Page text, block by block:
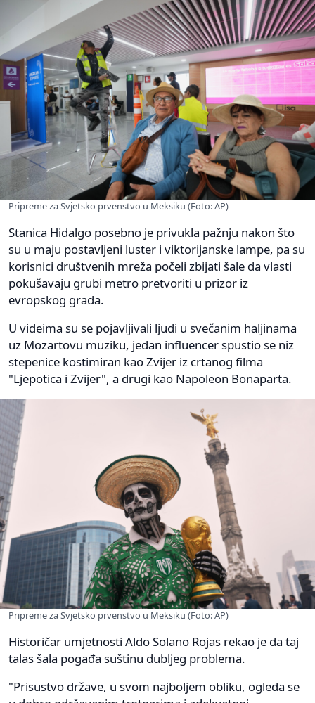
Pripreme za Svjetsko prvenstvo u Meksiku (Foto: AP)
Stanica Hidalgo posebno je privukla pažnju nakon što
su u maju postavljeni luster i viktorijanske lampe, pa su
korisnici društvenih mreža počeli zbijati šale da vlasti
pokušavaju grubi metro pretvoriti u prizor iz
evropskog grada.
U videima su se pojavljivali ljudi u svečanim haljinama
uz Mozartovu muziku, jedan influencer spustio se niz
stepenice kostimiran kao Zvijer iz crtanog filma
"Ljepotica i Zvijer", a drugi kao Napoleon Bonaparta.
Pripreme za Svjetsko prvenstvo u Meksiku (Foto: AP)
Historičar umjetnosti Aldo Solano Rojas rekao je da taj
talas šala pogađa suštinu dubljeg problema.
"Prisustvo države, u svom najboljem obliku, ogleda se